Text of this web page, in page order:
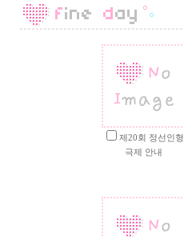
제20회 정선인형
극제 안내